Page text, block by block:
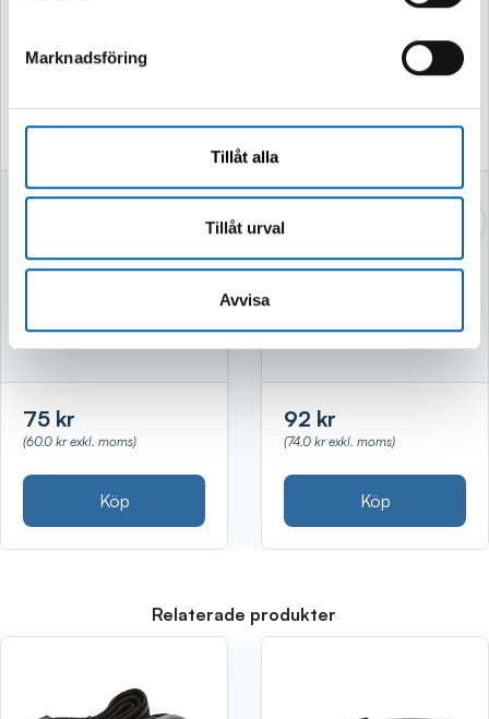
Marknadsföring
Tillåt alla
Tillåt urval
Avvisa
KABEL 13M
75 kr
(60.0 kr exkl. moms)
Köp
KABEL 13M
0,75MM2 GRÅ
92 kr
(74.0 kr exkl. moms)
Köp
Relaterade produkter